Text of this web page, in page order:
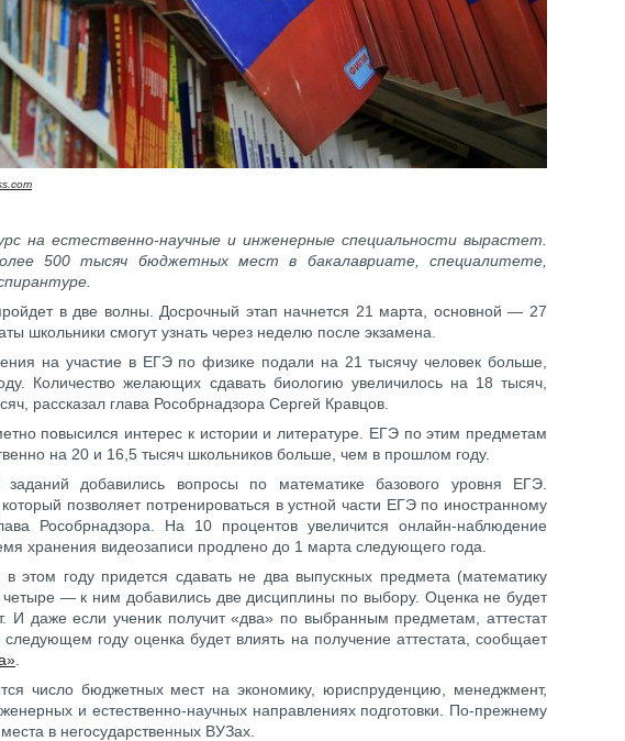
на естественно-научные и инженерные специальности вырастет.
500 тысяч бюджетных мест в бакалавриате, специалитете,
в две волны. Досрочный этап начнется 21 марта, основной — 27
школьники смогут узнать через неделю после экзамена.
на участие в ЕГЭ по физике подали на 21 тысячу человек больше,
Количество желающих сдавать биологию увеличилось на 18 тысяч,
рассказал глава Рособрнадзора Сергей Кравцов.
повысился интерес к истории и литературе. ЕГЭ по этим предметам
на 20 и 16,5 тысяч школьников больше, чем в прошлом году.
добавились вопросы по математике базового уровня ЕГЭ.
позволяет потренироваться в устной части ЕГЭ по иностранному
Рособрнадзора. На 10 процентов увеличится онлайн-наблюдение
хранения видеозаписи продлено до 1 марта следующего года.
в этом году придется сдавать не два выпускных предмета (математику
четыре — к ним добавились две дисциплины по выбору. Оценка не будет
И даже если ученик получит «два» по выбранным предметам, аттестат
году оценка будет влиять на получение аттестата, сообщает
число бюджетных мест на экономику, юриспруденцию, менеджмент,
и естественно-научных направлениях подготовки. По-прежнему
в негосударственных ВУЗах.